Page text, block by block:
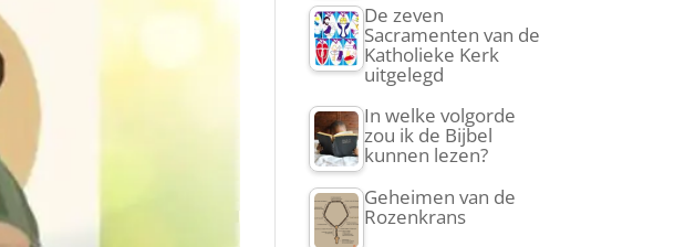
De zeven
Sacramenten van de
Katholieke Kerk
uitgelegd
In welke volgorde
zou ik de Bijbel
kunnen lezen?
Geheimen van de
Rozenkrans